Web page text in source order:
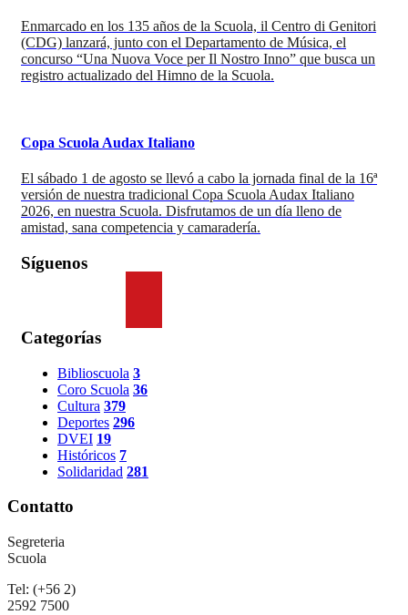
Enmarcado en los 135 años de la Scuola, il Centro di Genitori
(CDG) lanzará, junto con el Departamento de Música, el
concurso “Una Nuova Voce per Il Nostro Inno” que busca un
registro actualizado del Himno de la Scuola.
Copa Scuola Audax Italiano
El sábado 1 de agosto se llevó a cabo la jornada final de la 16ª
versión de nuestra tradicional Copa Scuola Audax Italiano
2026, en nuestra Scuola. Disfrutamos de un día lleno de
amistad, sana competencia y camaradería.
Síguenos
Categorías
Biblioscuola 3
Coro Scuola 36
Cultura 379
Deportes 296
DVEI 19
Históricos 7
Solidaridad 281
Contatto
Segreteria
Scuola
Tel: (+56 2)
2592 7500